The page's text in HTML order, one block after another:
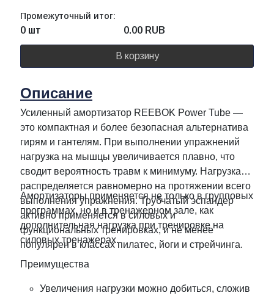
Промежуточный итог:
0 шт 0.00 RUB
В корзину
Описание
Усиленный амортизатор REEBOK Power Tube —
это компактная и более безопасная альтернатива
гирям и гантелям. При выполнении упражнений
нагрузка на мышцы увеличивается плавно, что
сводит вероятность травм к минимуму. Нагрузка
распределяется равномерно на протяжении всего
выполнения упражнения. Трубчатый эспандер
активно применяется в силовых и
функциональных тренировках, и не менее
популярен в классах пилатес, йоги и стрейчинга.
Амортизаторы применяется не только в групповых
программах, но и в тренажерном зале, как
дополнительная нагрузка при тренировке на
силовых тренажерах.
Преимущества
Увеличения нагрузки можно добиться, сложив